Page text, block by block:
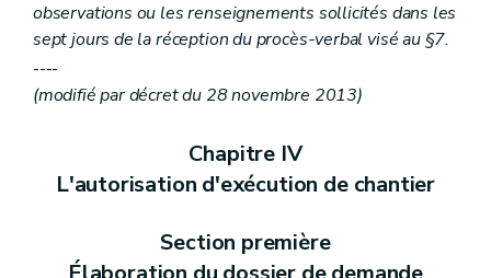
observations ou les renseignements sollicités dans les
sept jours de la réception du procès-verbal visé au §7.
----
(modifié par décret du 28 novembre 2013)
Chapitre IV
L'autorisation d'exécution de chantier
Section première